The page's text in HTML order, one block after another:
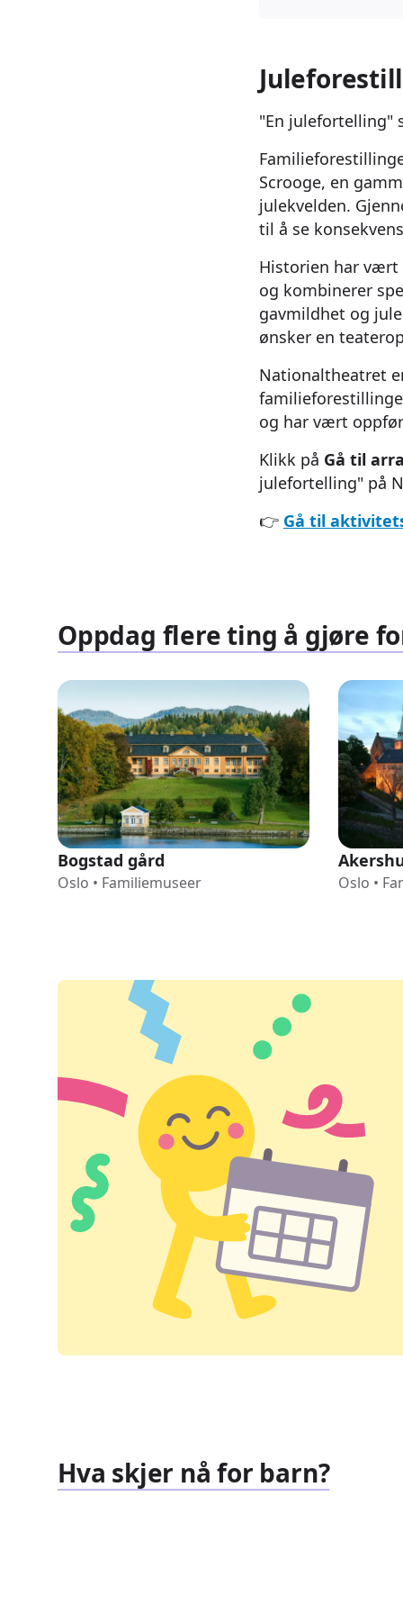
"En julefortelling"
Scrooge, en
julekvelden.
til å se
Historien har vært
og kombinerer
gavmildhet og
ønsker en
Nationaltheatret
og har vært
Klikk på Gå til
julefortelling" på
👉 Gå til
Oppdag flere ting å gjøre
Bogstad gård
Oslo • Familiemuseer Oslo •
Hva skjer nå for barn?